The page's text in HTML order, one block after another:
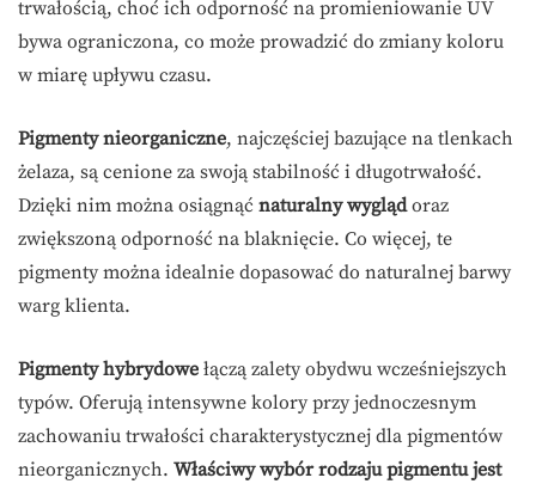
trwałością, choć ich odporność na promieniowanie UV
bywa ograniczona, co może prowadzić do zmiany koloru
w miarę upływu czasu.
Pigmenty nieorganiczne, najczęściej bazujące na tlenkach
żelaza, są cenione za swoją stabilność i długotrwałość.
Dzięki nim można osiągnąć naturalny wyglądoraz
zwiększoną odporność na blaknięcie. Co więcej, te
pigmenty można idealnie dopasować do naturalnej barwy
warg klienta.
Pigmenty hybrydowe łączą zalety obydwu wcześniejszych
typów. Oferują intensywne kolory przy jednoczesnym
zachowaniu trwałości charakterystycznej dla pigmentów
nieorganicznych. Właściwy wybór rodzaju pigmentu jest